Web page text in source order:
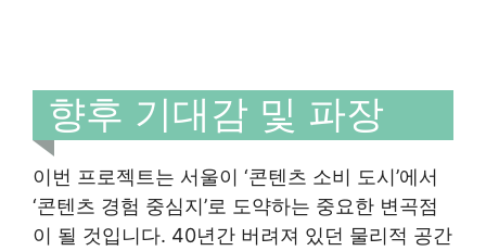
향후 기대감 및 파장
이번 프로젝트는 서울이 ‘콘텐츠 소비 도시’에서
‘콘텐츠 경험 중심지’로 도약하는 중요한 변곡점
이 될 것입니다. 40년간 버려져 있던 물리적 공간